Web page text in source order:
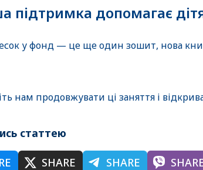
підтримка допомагає
у фонд — це ще один зошит, нова
нам продовжувати ці заняття і
статтею
SHARE SHARE